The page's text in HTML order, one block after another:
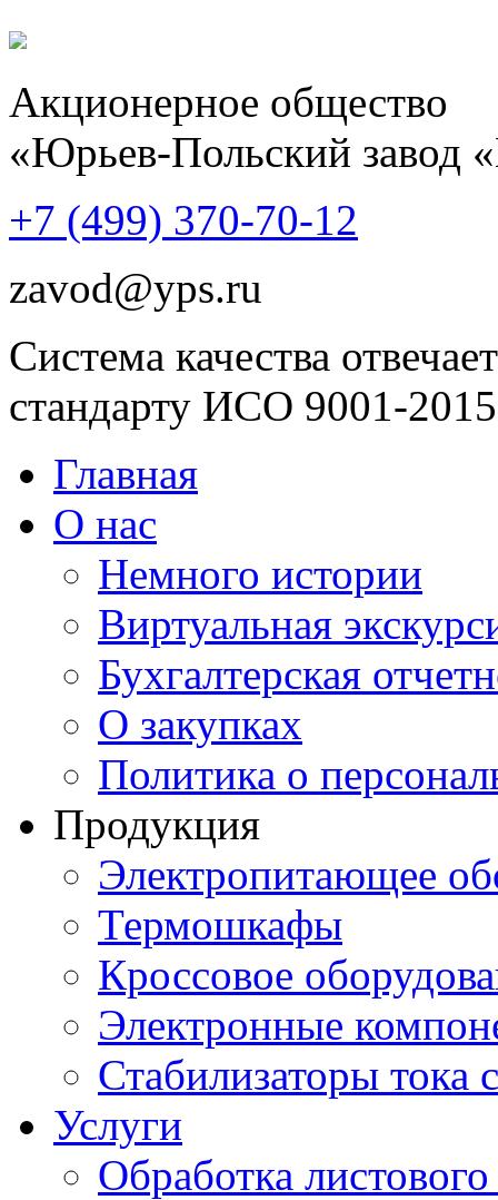
Акционерное общество
«Юрьев-Польский завод
+7 (499) 370-70-12
zavod@yps.ru
Система качества отвечает
стандарту ИСО 9001-2015
Главная
О нас
Немного истории
Виртуальная
Бухгалтерская
О закупках
Политика о
Продукция
Электропитающее
Термошкафы
Кроссовое
Электронные
Стабилизаторы тока
Услуги
Обработка